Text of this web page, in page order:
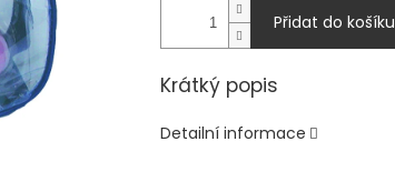
Přidat do košíku
Krátký popis
Detailní informace